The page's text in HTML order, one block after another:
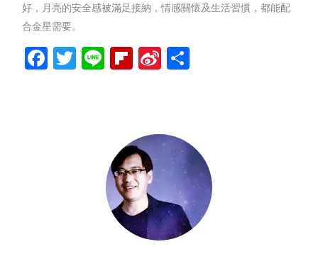
好，月亮的安全感被滿足接納，情感關懷及生活習慣，都能配
合金星需要。
Facebook
Twitter
LineFlipboard
Sina